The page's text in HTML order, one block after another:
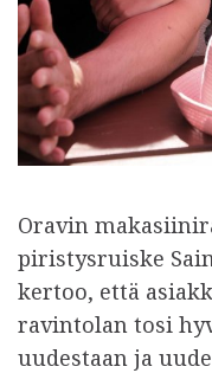
Oravin
piristysruiske
kertoo, että
ravintolan tosi
uudestaan ja